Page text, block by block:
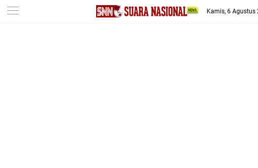
-->
Kamis, 6 Agustus